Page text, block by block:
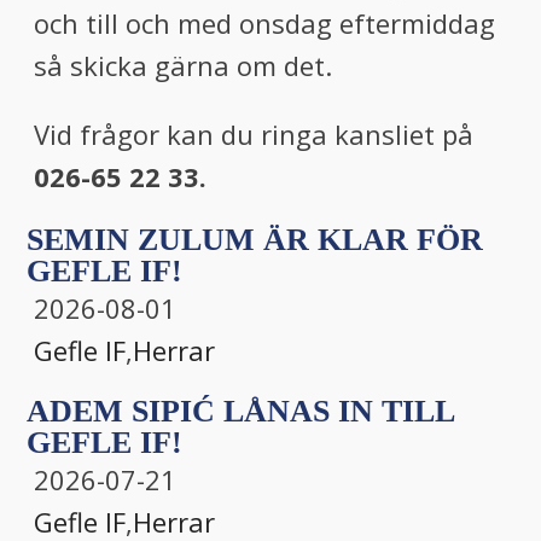
och till och med onsdag eftermiddag
så skicka gärna om det.
Vid frågor kan du ringa kansliet på
026-65 22 33.
SEMIN ZULUM ÄR KLAR FÖR
GEFLE IF!
2026-08-01
Gefle IF,Herrar
ADEM SIPIĆ LÅNAS IN TILL
GEFLE IF!
2026-07-21
Gefle IF,Herrar